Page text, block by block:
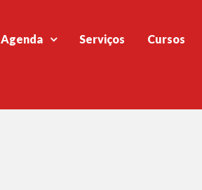
Agenda Serviços Cursos